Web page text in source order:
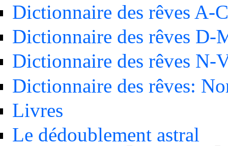
Dictionnaire des rêves A-C
Dictionnaire des rêves D-
Dictionnaire des rêves N-
Dictionnaire des rêves:
Livres
Le dédoublement astral